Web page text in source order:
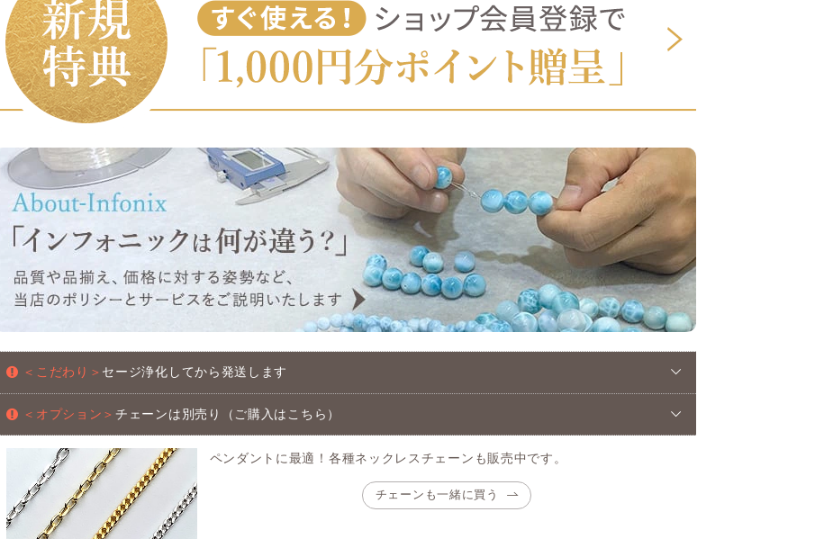
＜こだわり＞ セージ浄化してから発送します
＜オプション＞チェーンは別売り（ご購入はこちら）
ペンダントに最適！各種ネックレスチェーンも販売中です。
チェーンも一緒に買う